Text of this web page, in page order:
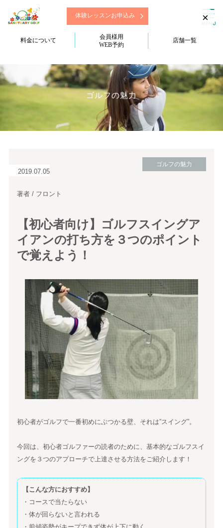
体験レッスンお申込み
料金について
会員様用
WEB予約
店舗一覧
ゴルフの魅力
2019.07.05
ゴルフの魅力
著者 / フロント
【初心者向け】ゴルフスイングア
イアンの打ち方を３つのポイント
で覚えよう！
初心者がゴルフで一番初めにぶつかる壁、それは”スイング”。
今回は、初心者ゴルファーの読者のために、基本的なゴルフスイ
ングを３つのアプローチで上達させる方法をご紹介します！
【こんな方におすすめ】
・コースで当たらない
・体が回らないと言われる
×